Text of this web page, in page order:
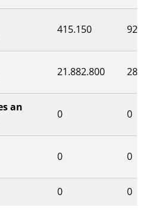
415.150
21.882.800
an
0 0
0 0
0 0